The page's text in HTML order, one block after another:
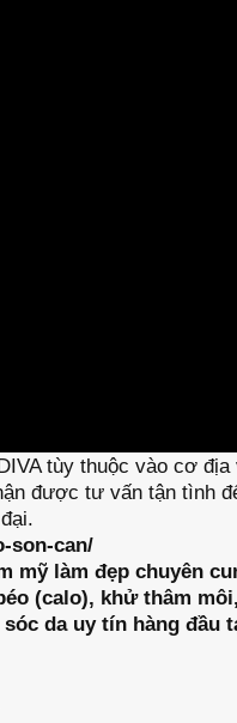
tùy thuộc vào cơ
được tư vấn tận tình
son-can/
mỹ làm đẹp chuyên
(calo), khử thâm
da uy tín hàng đầu